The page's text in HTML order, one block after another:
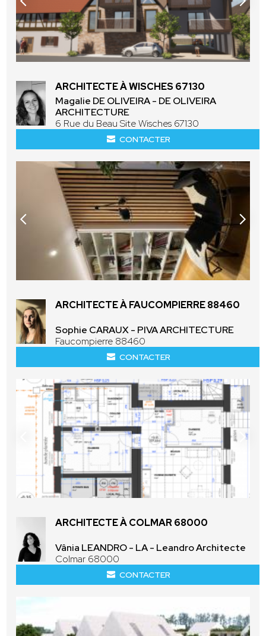
ARCHITECTE À WISCHES 67130
Magalie DE OLIVEIRA - DE OLIVEIRA
ARCHITECTURE
6 Rue du Beau Site Wisches 67130
CONTACTER
ARCHITECTE À FAUCOMPIERRE 88460
Sophie CARAUX - PIVA ARCHITECTURE
Faucompierre 88460
CONTACTER
ARCHITECTE À COLMAR 68000
Vânia LEANDRO - LA - Leandro Architecte
Colmar 68000
CONTACTER